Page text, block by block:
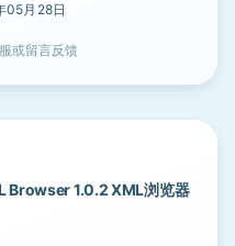
05月28日
或留言反馈
Browser 1.0.2 XML浏览器